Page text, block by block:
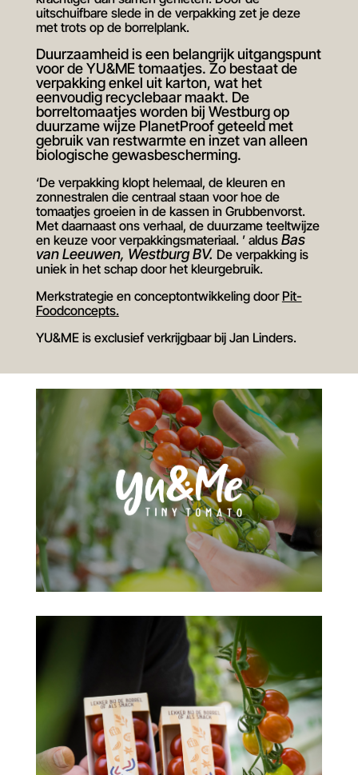
uitschuifbare slede in de verpakking zet je deze
met trots op de borrelplank.
Duurzaamheid is een belangrijk uitgangspunt
voor de YU&ME tomaatjes. Zo bestaat de
verpakking enkel uit karton, wat het
eenvoudig recyclebaar maakt. De
borreltomaatjes worden bij Westburg op
duurzame wijze PlanetProof geteeld met
gebruik van restwarmte en inzet van alleen
biologische gewasbescherming.
‘De verpakking klopt helemaal, de kleuren en
zonnestralen die centraal staan voor hoe de
tomaatjes groeien in de kassen in Grubbenvorst.
Met daarnaast ons verhaal, de duurzame teeltwijze
en keuze voor verpakkingsmateriaal. ’ aldus Bas
van Leeuwen, Westburg BV. De verpakking is
uniek in het schap door het kleurgebruik.
Merkstrategie en conceptontwikkeling door Pit-
Foodconcepts.
YU&ME is exclusief verkrijgbaar bij Jan Linders.